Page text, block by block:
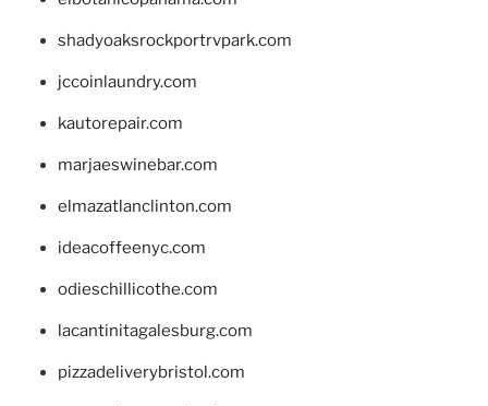
shadyoaksrockportrvpark.com
jccoinlaundry.com
kautorepair.com
marjaeswinebar.com
elmazatlanclinton.com
ideacoffeenyc.com
odieschillicothe.com
lacantinitagalesburg.com
pizzadeliverybristol.com